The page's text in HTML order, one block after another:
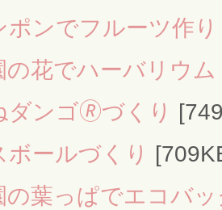
ンでフルーツ作り
花でハーバリウム
ンゴ🄬づくり
ールづくり
葉っぱでエコバ